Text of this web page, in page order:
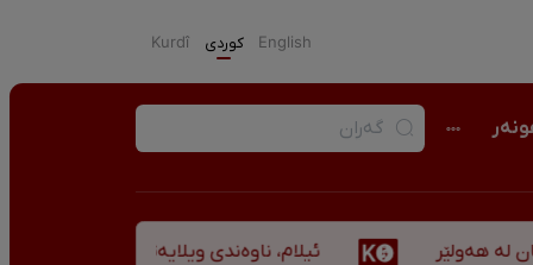
English كوردی Kurdî
ئیلام، ناوەندی ویلایەتی کوردستان لە ”نزهەالقلوب